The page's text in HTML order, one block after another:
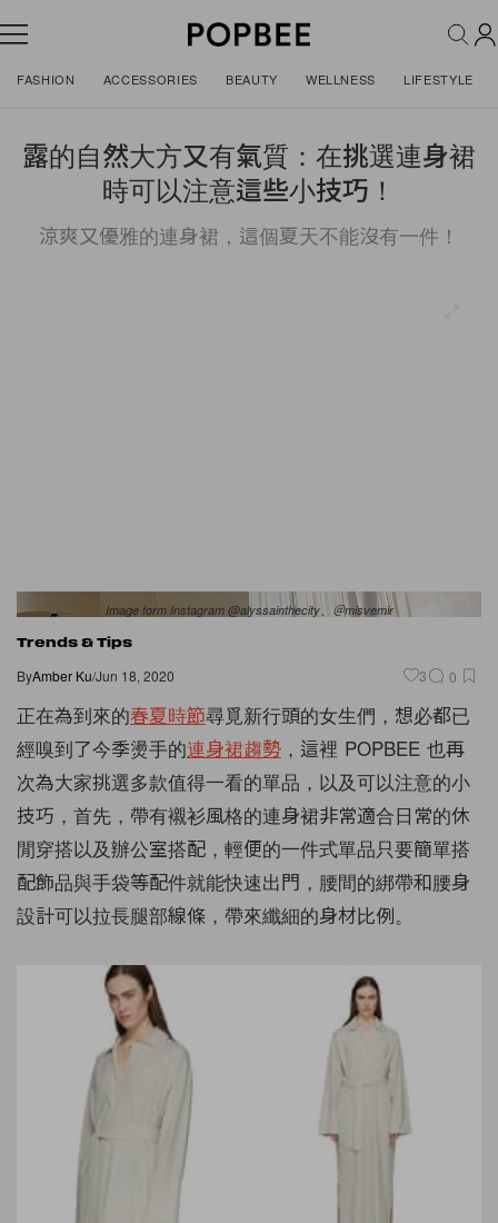
FASHION ACCESSORIES BEAUTY WELLNESS LIFESTYLE
露的自然大方又有氣質：在挑選連身裙
時可以注意這些小技巧！
涼爽又優雅的連身裙，這個夏天不能沒有一件！
Image form Instagram @alyssainthecity、＠misvemir
Trends & Tips
ByAmber Ku/Jun 18, 2020 3 0
正在為到來的春夏時節尋覓新行頭的女生們，想必都已
經嗅到了今季燙手的連身裙趨勢 ，這裡 POPBEE 也再
次為大家挑選多款值得一看的單品，以及可以注意的小
技巧，首先，帶有襯衫風格的連身裙非常適合日常的休
閒穿搭以及辦公室搭配，輕便的一件式單品只要簡單搭
配飾品與手袋等配件就能快速出門，腰間的綁帶和腰身
設計可以拉長腿部線條，帶來纖細的身材比例。